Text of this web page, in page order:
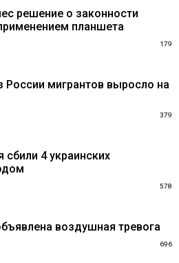
решение о законности
планшета
179
мигрантов выросло на
379
4 украинских
578
воздушная тревога
696